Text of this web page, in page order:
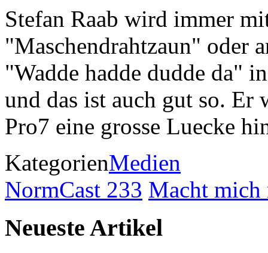
Stefan Raab wird immer
"Maschendrahtzaun" oder
"Wadde hadde dudde da"
und das ist auch gut so.
Pro7 eine grosse Luecke
KategorienMedien
NormCast 233 Macht mich
Neueste Artikel